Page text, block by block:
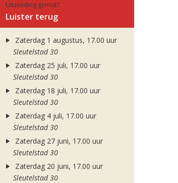
Uitzending gemist?
Luister terug
Zaterdag 1 augustus, 17.00 uur
Sleutelstad 30
Zaterdag 25 juli, 17.00 uur
Sleutelstad 30
Zaterdag 18 juli, 17.00 uur
Sleutelstad 30
Zaterdag 4 juli, 17.00 uur
Sleutelstad 30
Zaterdag 27 juni, 17.00 uur
Sleutelstad 30
Zaterdag 20 juni, 17.00 uur
Sleutelstad 30